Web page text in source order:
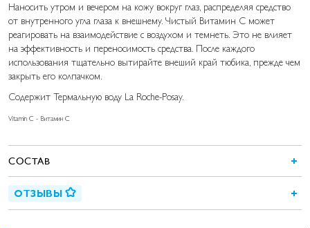
Наносить утром и вечером на кожу вокруг глаз, распределяя средство
от внутренного угла глаза к внешнему. Чистый Витамин С может
реагировать на взаимодействие с воздухом и темнеть. Это не влияет
на эффективность и переносимость средства. После каждого
использования тщательно вытирайте внеший край тюбика, прежде чем
закрыть его колпачком.
Содержит Термальную воду La Roche-Posay.
Vitamin C - Витамин С
СОСТАВ
ОТЗЫВЫ